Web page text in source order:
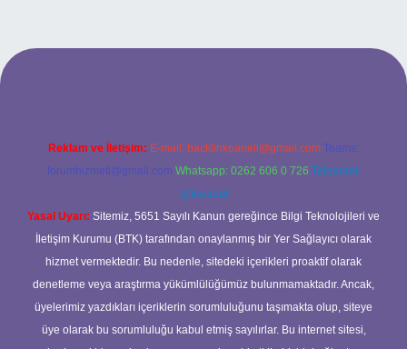
ilbet giriş adresi
Reklam ve İletişim: E-mail: backlinkpaneli@gmail.com Teams:
forumhizmeti@gmail.com Whatsapp: 0262 606 0 726 Telegram:
@karabul
Yasal Uyarı: Sitemiz, 5651 Sayılı Kanun gereğince Bilgi Teknolojileri ve
İletişim Kurumu (BTK) tarafından onaylanmış bir Yer Sağlayıcı olarak
hizmet vermektedir. Bu nedenle, sitedeki içerikleri proaktif olarak
denetleme veya araştırma yükümlülüğümüz bulunmamaktadır. Ancak,
üyelerimiz yazdıkları içeriklerin sorumluluğunu taşımakta olup, siteye
üye olarak bu sorumluluğu kabul etmiş sayılırlar. Bu internet sitesi,